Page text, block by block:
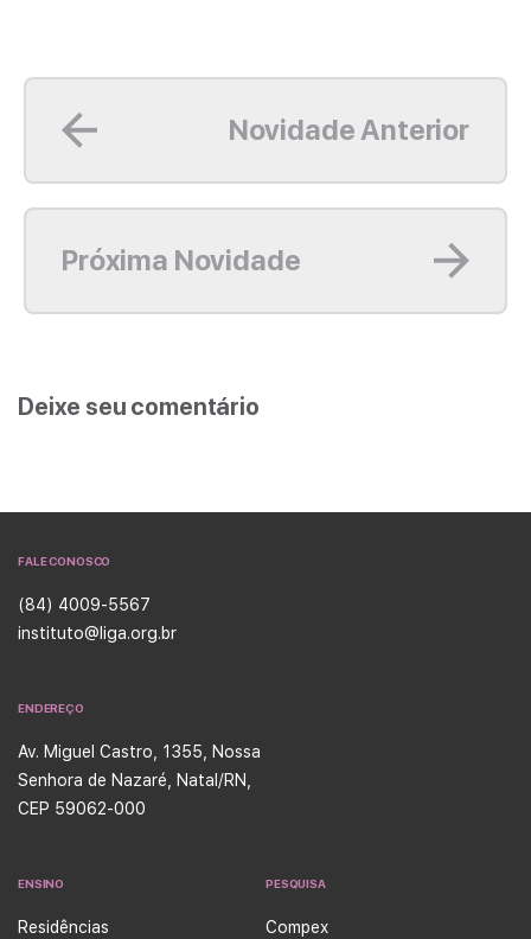
Novidade Anterior
Próxima Novidade
Deixe seu comentário
FALE CONOSCO
(84) 4009-5567
instituto@liga.org.br
ENDEREÇO
Av. Miguel Castro, 1355, Nossa
Senhora de Nazaré, Natal/RN,
CEP 59062-000
ENSINO
Residências
PESQUISA
Compex